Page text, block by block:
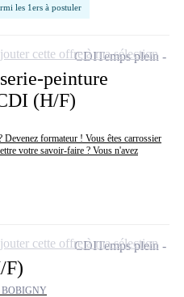
les 1ers à postuler
peinture
(H/F)
Devenez formateur ! Vous êtes carrossier
votre savoir-faire ? Vous n'avez
CDITemps plein
cette offre à ma sélection
F)
BOBIGNY
CDITemps plein
cette offre à ma sélection